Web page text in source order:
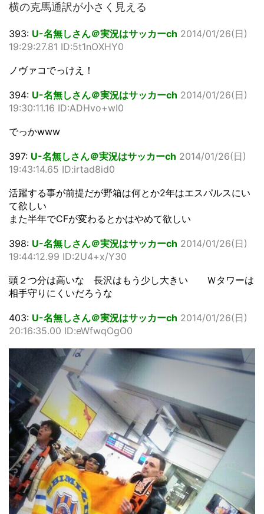
横の克馬通訳が小さく見える
393: U-名無しさん＠実況はサッカーch 2014/01/26(日)
19:29:27.81 ID:5t1nOXHY0
ノヴァコでっけえ！
394: U-名無しさん＠実況はサッカーch 2014/01/26(日)
19:30:11.16 ID:ADHvo+wI0
でっかwww
397: U-名無しさん＠実況はサッカーch 2014/01/26(日)
19:43:14.65 ID:irtad8id0
活躍する事が前提だが野箱は何とか2年はエスパルスにい
て欲しい
また半年でCFが変わるとかはやめて欲しい
398: U-名無しさん＠実況はサッカーch 2014/01/26(日)
19:44:12.99 ID:2U4+x/Y30
頭２つ分は高いな 長沢はもう少し大きい Ｗタワーは
相手守りにくいだろうな
403: U-名無しさん＠実況はサッカーch 2014/01/26(日)
20:16:35.00 ID:eWfwqOgO0